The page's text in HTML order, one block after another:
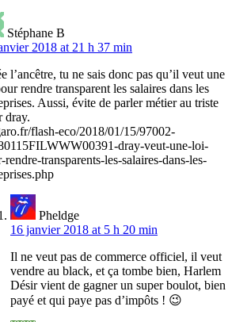
Stéphane B
2018 at 21 h 37 min
l’ancêtre, tu ne sais donc pas qu’il veut une
rendre transparent les salaires dans les
Aussi, évite de parler métier au triste
dray.
flash-eco/2018/01/15/97002-
dray-veut-une-loi-
rendre-transparents-les-salaires-dans-les-
Pheldge
16 janvier 2018 at 5 h 20 min
Il ne veut pas de commerce officiel, il veut
vendre au black, et ça tombe bien, Harlem
Désir vient de gagner un super boulot, bien
payé et qui paye pas d’impôts ! 😉